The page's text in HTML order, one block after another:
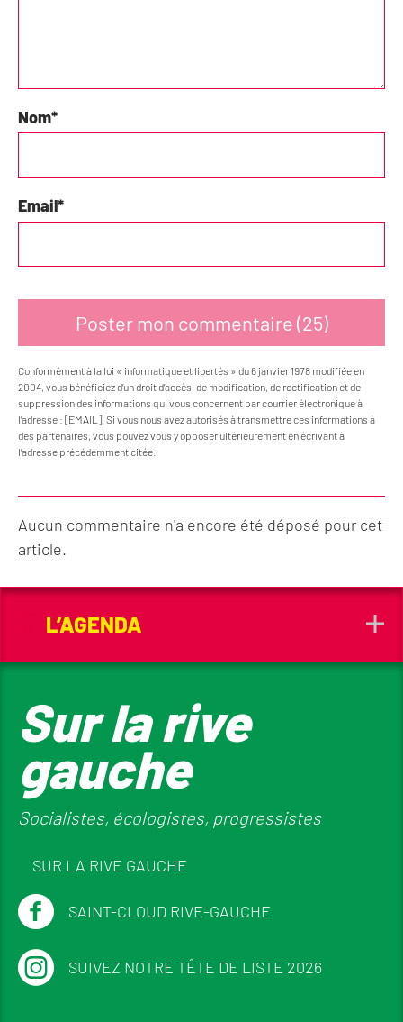
Nom*
Email*
Conformément à la loi « informatique et libertés » du 6 janvier 1978 modifiée en
2004, vous bénéficiez d’un droit d’accès, de modification, de rectification et de
suppression des informations qui vous concernent par courrier électronique à
l’adresse : [EMAIL]. Si vous nous avez autorisés à transmettre ces informations à
des partenaires, vous pouvez vous y opposer ultérieurement en écrivant à
l’adresse précédemment citée.
Aucun commentaire n'a encore été déposé pour cet
article.
L’AGENDA
Sur la rive
gauche
Socialistes, écologistes, progressistes
SUR LA RIVE GAUCHE
SAINT-CLOUD RIVE-GAUCHE
SUIVEZ NOTRE TÊTE DE LISTE 2026